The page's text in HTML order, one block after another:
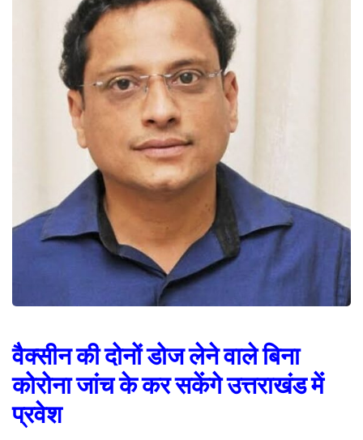
वैक्सीन की दोनों डोज लेने वाले बिना
कोरोना जांच के कर सकेंगे उत्तराखंड में
प्रवेश